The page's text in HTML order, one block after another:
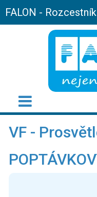
FALON - Rozcestník
VF -